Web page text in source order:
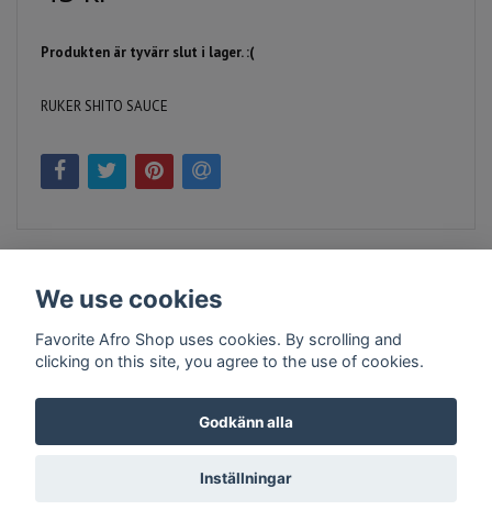
Produkten är tyvärr slut i lager. :(
RUKER SHITO SAUCE
Kontakt Köpvillkor Företagsinfo
© Copyright 2026 Favorite Afro Shop
We use cookies
Favorite Afro Shop uses cookies. By scrolling and
clicking on this site, you agree to the use of cookies.
Godkänn alla
Inställningar